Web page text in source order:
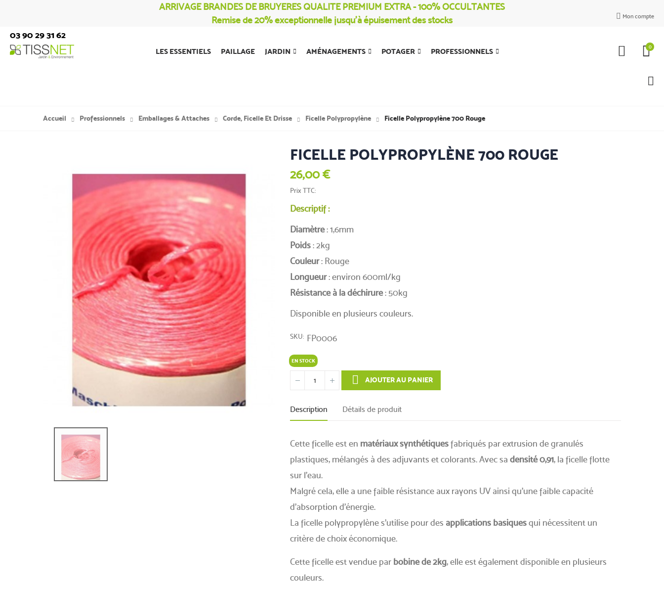
ARRIVAGE BRANDES DE BRUYERES QUALITE PREMIUM EXTRA - 100% OCCULTANTES
Remise de 20% exceptionnelle jusqu’à épuisement des stocks
Mon compte
03 90 29 31 62
 0
LES ESSENTIELS PAILLAGE JARDIN AMÉNAGEMENTS POTAGER PROFESSIONNELS
Accueil Professionnels Emballages & Attaches Corde, Ficelle Et Drisse Ficelle Polypropylène Ficelle Polypropylène 700 Rouge
FICELLE POLYPROPYLÈNE 700 ROUGE
26,00 €
Prix TTC
Descriptif :
Diamètre: 1,6mm
Poids: 2kg
Couleur: Rouge
Longueur: environ 600ml/kg
Résistance à la déchirure: 50kg
Disponible en plusieurs couleurs.
SKU FP0006
EN STOCK
AJOUTER AU PANIER
Description Détails de produit
Cette ficelle est en matériaux synthétiquesfabriqués par extrusion de granulés
plastiques, mélangés à des adjuvants et colorants. Avec sa densité 0,91, la ficelle flotte
sur l’eau.
Malgré cela, elle a une faible résistance aux rayons UV ainsi qu'une faible capacité
d’absorption d’énergie.
La ficelle polypropylène s’utilise pour des applications basiquesqui nécessitent un
critère de choix économique.
Cette ficelle est vendue par bobine de 2kg, elle est également disponible en plusieurs
couleurs.